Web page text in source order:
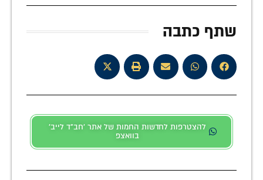
שתף כתבה
להצטרפות לחדשות החמות של אתר 'חב"ד לייב'
בוואצפ